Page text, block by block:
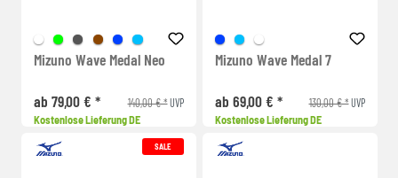
Mizuno Wave Medal Neo
ab 79,00 € * 140,00 € *UVP
Kostenlose Lieferung DE
Mizuno Wave Medal 7
ab 69,00 € * 130,00 € *UVP
Kostenlose Lieferung DE
SALE